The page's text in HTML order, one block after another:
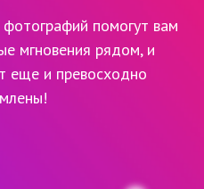
помогут вам
мгновения рядом, и
еще и превосходно